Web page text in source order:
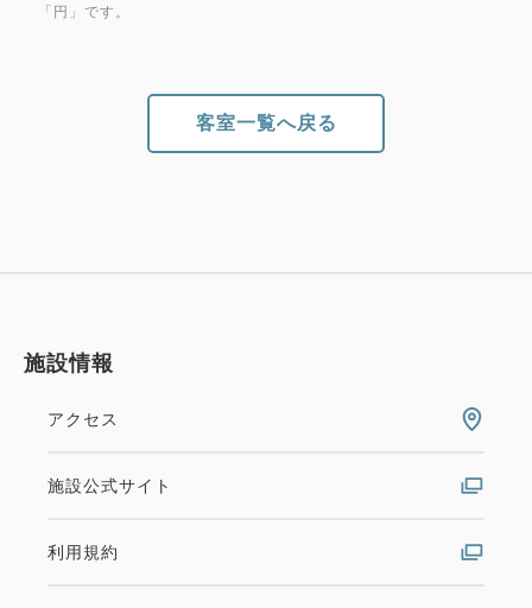
「円」です。
客室一覧へ戻る
施設情報
アクセス
施設公式サイト
利用規約